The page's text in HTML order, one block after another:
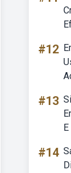
#12
#13
#14